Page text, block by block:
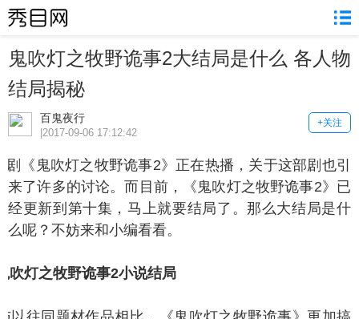
鬼吹灯之牧野诡事2大结局是什么 各人物
结局揭秘
百鬼夜行 +关注
|2017-09-06 17:12:42
《鬼吹灯之牧野诡事2》正在热播，关于这部剧也引
来了许多的讨论。而目前，《鬼吹灯之牧野诡事2》已
经更新到第十集，马上就要结局了。那么大结局是什
么呢？不妨来和小编看看。
灯之牧野诡事2小说结局